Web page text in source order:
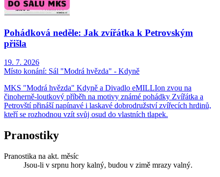
Pohádková neděle: Jak zvířátka k Petrovským
přišla
19. 7. 2026
Místo konání: Sál "Modrá hvězda" - Kdyně
MKS "Modrá hvězda" Kdyně a Divadlo eMILLIon zvou na
činoherně-loutkový příběh na motivy známé pohádky Zvířátka a
Petrovští přináší napínavé i laskavé dobrodružství zvířecích hrdinů,
kteří se rozhodnou vzít svůj osud do vlastních tlapek.
Pranostiky
Pranostika na akt. měsíc
Jsou-li v srpnu hory kalný, budou v zimě mrazy valný.